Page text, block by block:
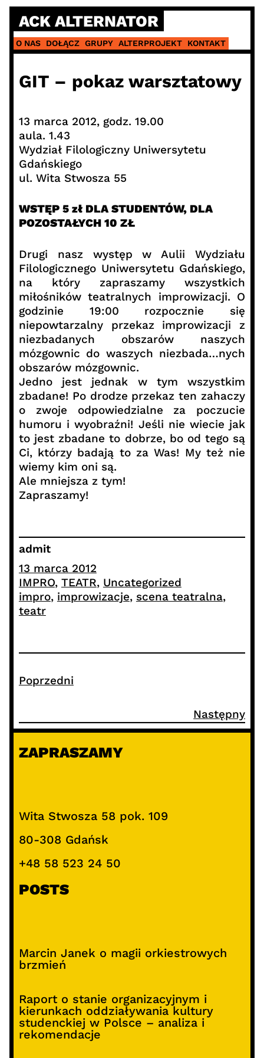
Skip
content
ACK ALTERNATOR
O NAS DOŁĄCZ GRUPY ALTERPROJEKT KONTAKT
GIT – pokaz warsztatowy
13 marca 2012, godz. 19.00
aula. 1.43
Wydział Filologiczny Uniwersytetu
Gdańskiego
ul. Wita Stwosza 55
WSTĘP 5 zł DLA STUDENTÓW, DLA
POZOSTAŁYCH 10 ZŁ
Drugi nasz występ w Aulii Wydziału
Filologicznego Uniwersytetu Gdańskiego,
na który zapraszamy wszystkich
miłośników teatralnych improwizacji. O
godzinie 19:00 rozpocznie się
niepowtarzalny przekaz improwizacji z
niezbadanych obszarów naszych
mózgownic do waszych niezbada…nych
obszarów mózgownic.
Jedno jest jednak w tym wszystkim
zbadane! Po drodze przekaz ten zahaczy
o zwoje odpowiedzialne za poczucie
humoru i wyobraźni! Jeśli nie wiecie jak
to jest zbadane to dobrze, bo od tego są
Ci, którzy badają to za Was! My też nie
wiemy kim oni są.
Ale mniejsza z tym!
Zapraszamy!
admit
13 marca 2012
IMPRO, TEATR, Uncategorized
impro, improwizacje, scena teatralna ,
teatr
Poprzedni
Następny
ZAPRASZAMY
Wita Stwosza 58 pok. 109
80-308 Gdańsk
+48 58 523 24 50
POSTS
Marcin Janek o magii orkiestrowych
brzmień
Raport o stanie organizacyjnym i
kierunkach oddziaływania kultury
studenckiej w Polsce – analiza i
rekomendacje